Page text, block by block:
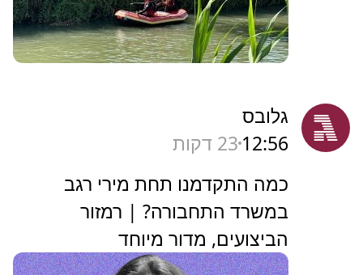
גלובס
12:56 23 דקות
כמה התקדמנו תחת מירי רגב
במשרד התחבורה? | רמזור
הביצועים, מדור מיוחד